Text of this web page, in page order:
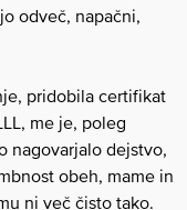
odveč, napačni,
pridobila certifikat
me je, poleg
nagovarjalo dejstvo,
obeh, mame in
ni več čisto tako.